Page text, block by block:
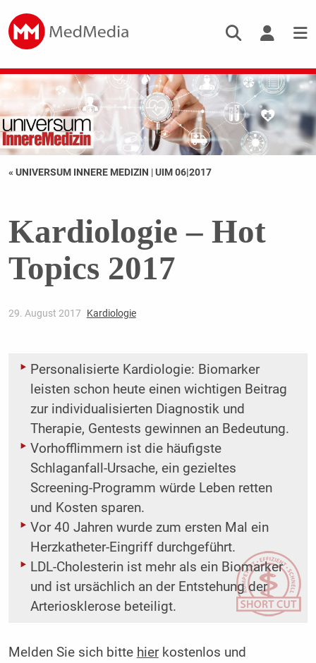
« UNIVERSUM INNERE MEDIZIN |UIM 06|2017
Kardiologie – Hot
Topics 2017
29. August 2017 Kardiologie
Personalisierte Kardiologie: Biomarker
leisten schon heute einen wichtigen Beitrag
zur individualisierten Diagnostik und
Therapie, Gentests gewinnen an Bedeutung.
Vorhofflimmern ist die häufigste
Schlaganfall-Ursache, ein gezieltes
Screening-Programm würde Leben retten
und Kosten sparen.
Vor 40 Jahren wurde zum ersten Mal ein
Herzkatheter-Eingriff durchgeführt.
LDL-Cholesterin ist mehr als ein Biomarker
und ist ursächlich an der Entstehung der
Arteriosklerose beteiligt.
Melden Sie sich bitte hierkostenlos und